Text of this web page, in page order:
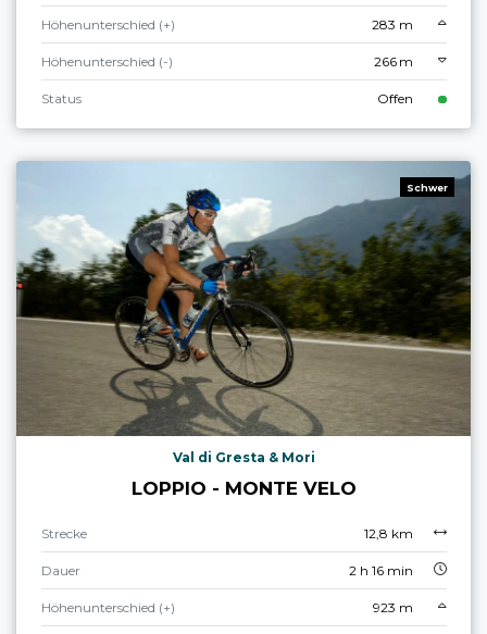
Höhenunterschied (+) 283 m
Höhenunterschied (-) 266 m
Status Offen
Schwer
Val di Gresta & Mori
LOPPIO - MONTE VELO
Strecke 12,8 km
Dauer 2 h 16 min
Höhenunterschied (+) 923 m